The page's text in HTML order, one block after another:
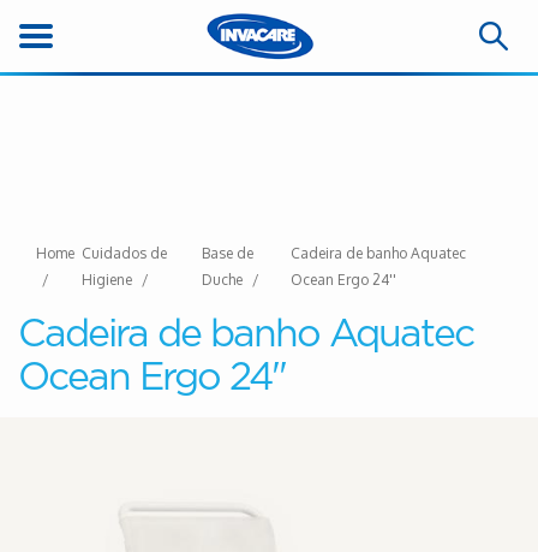
Home Cuidados de
Higiene
Base de
Duche
Cadeira de banho Aquatec
Ocean Ergo 24''
Cadeira de banho Aquatec
Ocean Ergo 24''